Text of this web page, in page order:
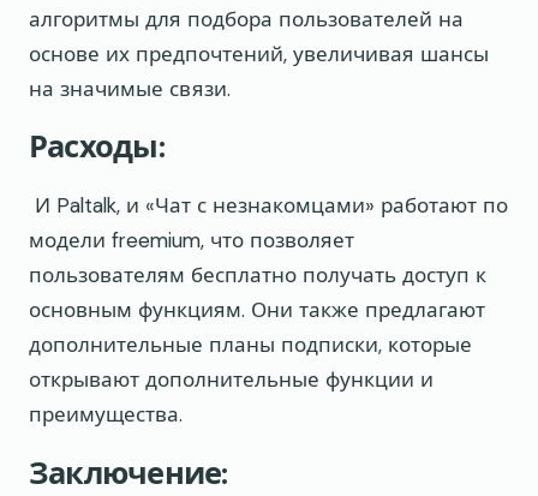
алгоритмы для подбора пользователей на
основе их предпочтений, увеличивая шансы
на значимые связи.
Расходы:
И Paltalk, и «Чат с незнакомцами» работают по
модели freemium, что позволяет
пользователям бесплатно получать доступ к
основным функциям. Они также предлагают
дополнительные планы подписки, которые
открывают дополнительные функции и
преимущества.
Заключение: